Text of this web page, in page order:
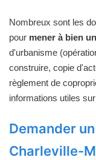
Nombreux sont les
pour mener à bien
d'urbanisme
construire, copie
règlement de
informations utiles
Demander
Charleville-